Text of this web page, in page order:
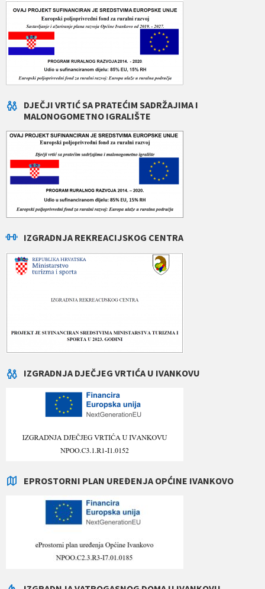
DJEČJI VRTIĆ SA PRATEĆIM SADRŽAJIMA I
MALONOGOMETNO IGRALIŠTE
IZGRADNJA REKREACIJSKOG CENTRA
IZGRADNJA DJEČJEG VRTIĆA U IVANKOVU
EPROSTORNI PLAN UREĐENJA OPĆINE IVANKOVO